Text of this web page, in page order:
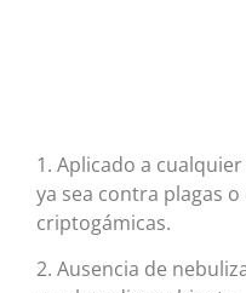
1. Aplicado a
ya sea contra plagas
criptogámicas.
2. Ausencia de